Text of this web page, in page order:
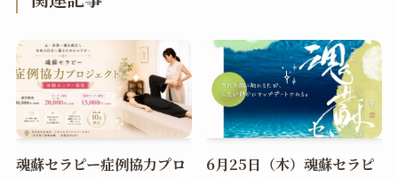
魂蘇セラピー症例協力プロ
6月25日（木）魂蘇セラピ